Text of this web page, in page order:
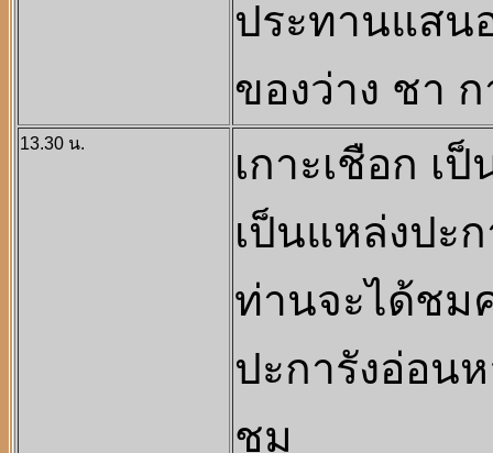
ประทานแสน
ของว่าง ชา
13.30 น.
เกาะเชือก เ
เป็นแหล่งปะ
ท่านจะได้ชม
ปะการังอ่อน
ชม